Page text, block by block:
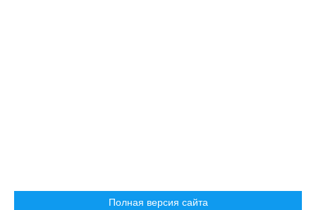
Полная версия сайта